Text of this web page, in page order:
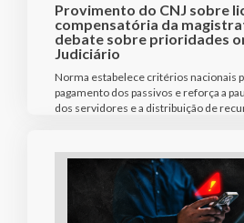
Provimento do CNJ sobre
compensatória da
debate sobre prioridades
Judiciário
Norma estabelece critérios nacionais
pagamento dos passivos e reforça a
dos servidores e a distribuição de